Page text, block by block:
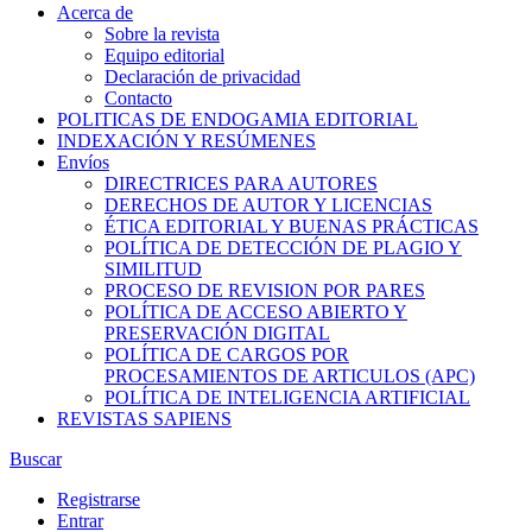
Acerca de
Sobre la revista
Equipo editorial
Declaración de privacidad
Contacto
POLITICAS DE ENDOGAMIA EDITORIAL
INDEXACIÓN Y RESÚMENES
Envíos
DIRECTRICES PARA AUTORES
DERECHOS DE AUTOR Y LICENCIAS
ÉTICA EDITORIAL Y BUENAS PRÁCTICAS
POLÍTICA DE DETECCIÓN DE PLAGIO Y
SIMILITUD
PROCESO DE REVISION POR PARES
POLÍTICA DE ACCESO ABIERTO Y
PRESERVACIÓN DIGITAL
POLÍTICA DE CARGOS POR
PROCESAMIENTOS DE ARTICULOS (APC)
POLÍTICA DE INTELIGENCIA ARTIFICIAL
REVISTAS SAPIENS
Buscar
Registrarse
Entrar